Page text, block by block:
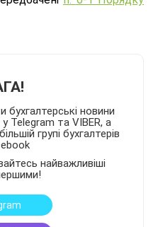
новини
Telegram та VIBER, а
групі бухгалтерів
найважливіші